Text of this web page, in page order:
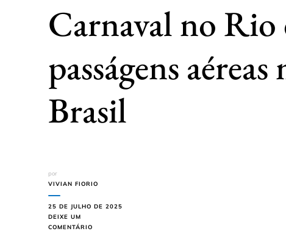
Carnaval no Rio
passágens
Brasil
por
VIVIAN FIORIO
25 DE JULHO DE 2025
DEIXE UM
COMENTÁRIO